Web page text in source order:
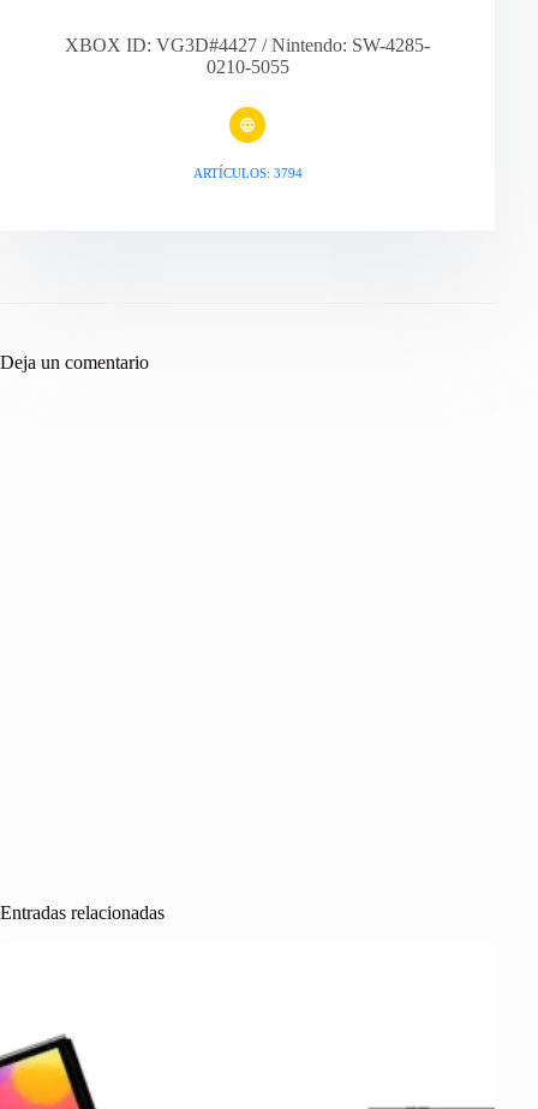
XBOX ID: VG3D#4427 / Nintendo: SW-4285-
0210-5055
ARTÍCULOS: 3794
Deja un comentario
Entradas relacionadas